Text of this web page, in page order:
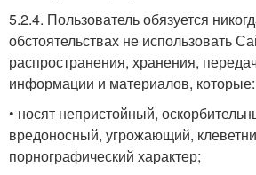
5.2.4. Пользователь обязуется
обстоятельствах не использовать
распространения, хранения,
информации и материалов, которые:
• носят непристойный,
вредоносный, угрожающий,
порнографический характер;